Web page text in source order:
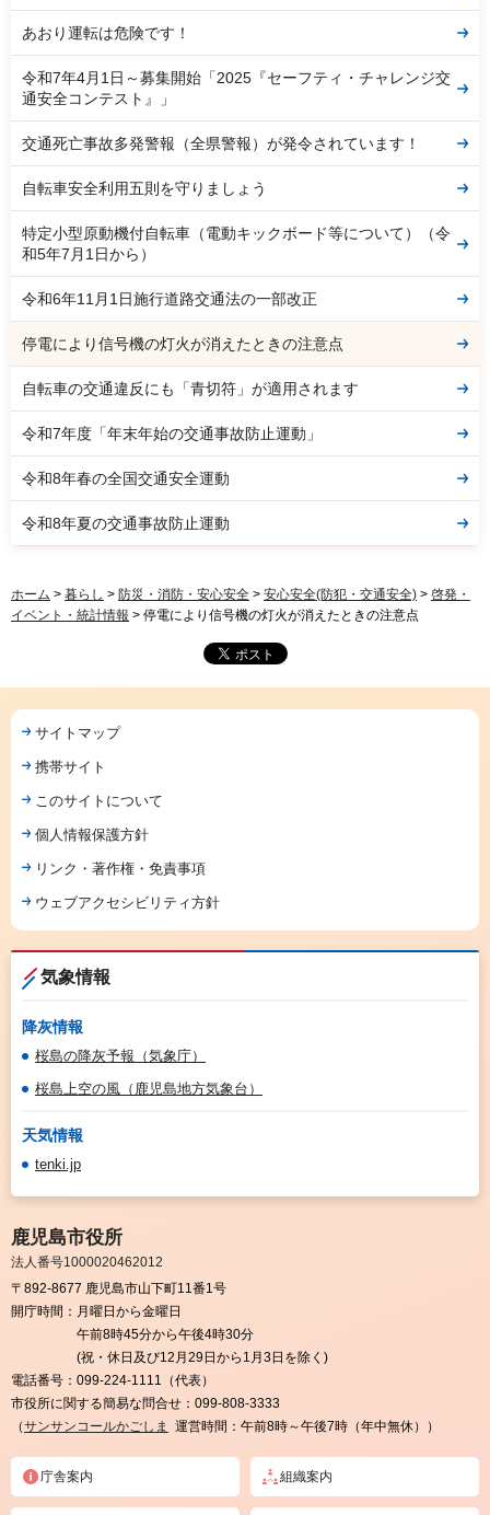
あおり運転は危険です！
令和7年4月1日～募集開始「2025『セーフティ・チャレンジ交
通安全コンテスト』」
交通死亡事故多発警報（全県警報）が発令されています！
自転車安全利用五則を守りましょう
特定小型原動機付自転車（電動キックボード等について）（令
和5年7月1日から）
令和6年11月1日施行道路交通法の一部改正
停電により信号機の灯火が消えたときの注意点
自転車の交通違反にも「青切符」が適用されます
令和7年度「年末年始の交通事故防止運動」
令和8年春の全国交通安全運動
令和8年夏の交通事故防止運動
ホーム > 暮らし > 防災・消防・安心安全 > 安心安全(防犯・交通安全) > 啓発・
イベント・統計情報 > 停電により信号機の灯火が消えたときの注意点
サイトマップ
携帯サイト
このサイトについて
個人情報保護方針
リンク・著作権・免責事項
ウェブアクセシビリティ方針
気象情報
降灰情報
桜島の降灰予報（気象庁）
桜島上空の風（鹿児島地方気象台）
天気情報
tenki.jp
鹿児島市役所
法人番号1000020462012
〒892-8677 鹿児島市山下町11番1号
開庁時間： 月曜日から金曜日
午前8時45分から午後4時30分
(祝・休日及び12月29日から1月3日を除く)
電話番号： 099-224-1111（代表）
市役所に関する簡易な問合せ： 099-808-3333
（サンサンコールかごしま 運営時間：午前8時～午後7時（年中無休））
庁舎案内 組織案内